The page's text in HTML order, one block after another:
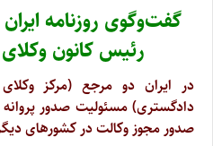
گفت‌وگوی روزنامه
رئیس کانون
در ایران دو مرجع (مرکز
دادگستری) مسئولیت صدور پروانه
صدور مجوز وکالت در کشورهای